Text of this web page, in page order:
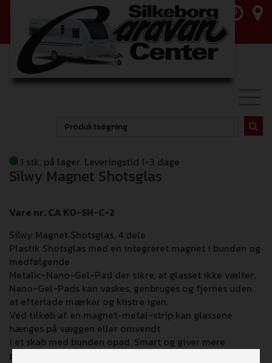
1 stk. på lager. Leveringstid 1-3 dage
Silwy Magnet Shotsglas
Vare nr. CA KO-SH-C-2
Silwy Magnet Shotsglas, 4 dele
Plastik Shotsglas med en integreret magnet i bunden og
medfølgende
Metalic-Nano-Gel-Pad der sikre, at glasset ikke vælter.
Nano-Gel-Pads kan vaskes, genbruges og fjernes uden
at efterlade mærker og klistre igen.
Ved tilkøb af en magnet-metal-strip kan glassene
hænges på væggen eller omvendt
i et skab med bunden opad. Smart og giver mere
pladsudnyttelse i dine skabe.